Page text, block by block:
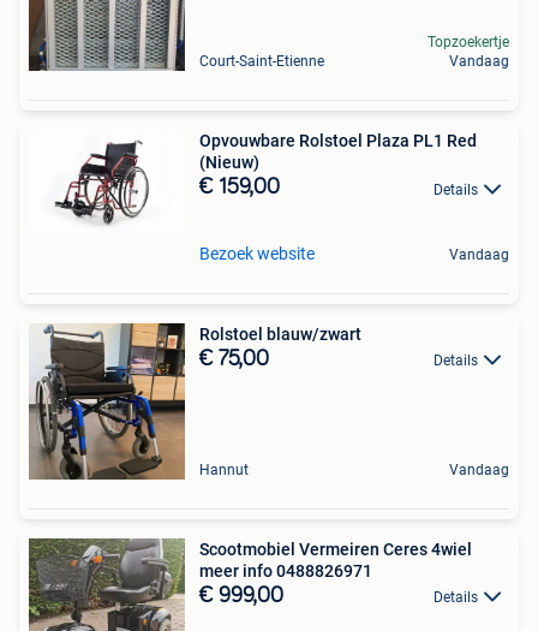
Court-Saint-Etienne
Topzoekertje
Vandaag
Opvouwbare Rolstoel Plaza PL1 Red
(Nieuw)
€ 159,00 Details
Bezoek website Vandaag
Rolstoel blauw/zwart
€ 75,00 Details
Hannut Vandaag
Scootmobiel Vermeiren Ceres 4wiel
meer info 0488826971
€ 999,00 Details